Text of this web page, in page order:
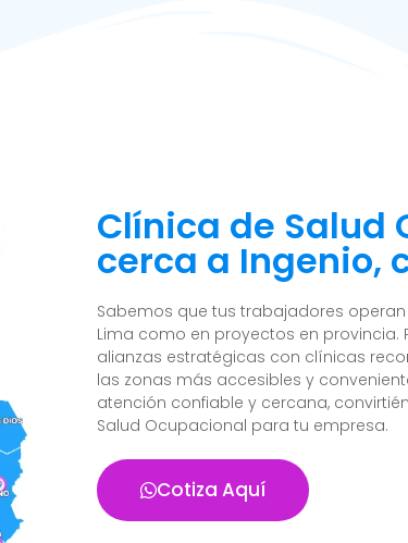
Clínica de Salud
cerca a Ingenio,
Sabemos que tus trabajadores
Lima como en proyectos en provincia.
alianzas estratégicas con clínicas
las zonas más accesibles y
atención confiable y cercana,
Salud Ocupacional para tu empresa.
Cotiza Aquí